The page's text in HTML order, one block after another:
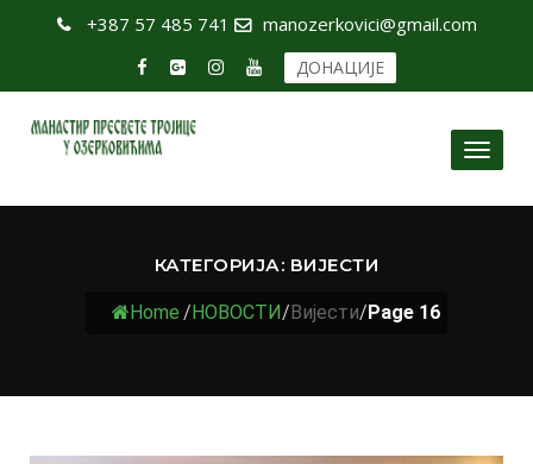
+387 57 485 741 manozerkovici@gmail.com
ДОНАЦИЈЕ
Toggle
КАТЕГОРИЈА: ВИЈЕСТИ
Home /НОВОСТИ/Вијести/Page 16